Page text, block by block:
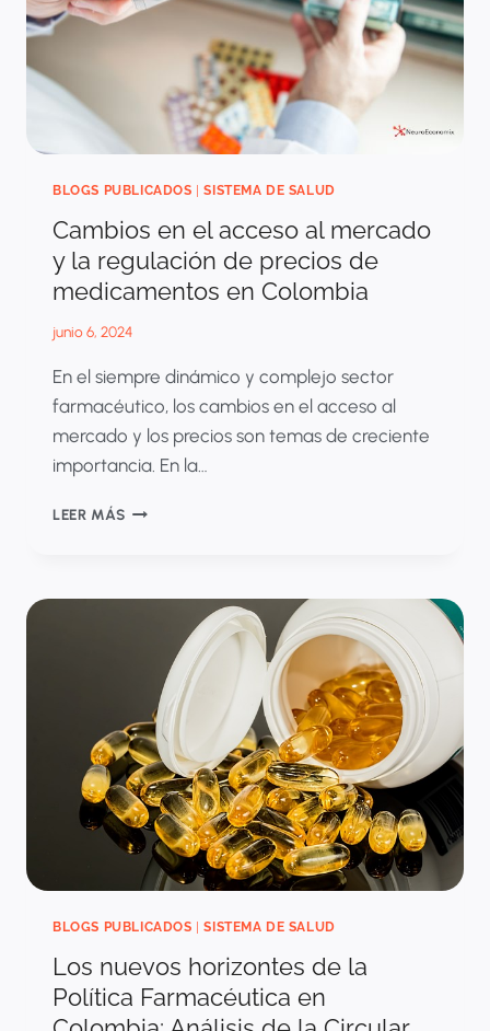
BLOGS PUBLICADOS |SISTEMA DE SALUD
Cambios en el acceso al mercado
y la regulación de precios de
medicamentos en Colombia
junio 6, 2024
En el siempre dinámico y complejo sector
farmacéutico, los cambios en el acceso al
mercado y los precios son temas de creciente
importancia. En la…
LEER MÁSCAMBIOS
AL
MERCADO
REGULACIÓN
PRECIOS
DE
MEDICAMENTOS
EN
COLOMBIA
BLOGS PUBLICADOS |SISTEMA DE SALUD
Los nuevos horizontes de la
Política Farmacéutica en